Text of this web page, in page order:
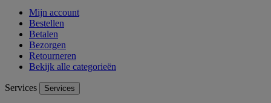
Mijn account
Bestellen
Betalen
Bezorgen
Retourneren
Bekijk alle categorieën
Services Services